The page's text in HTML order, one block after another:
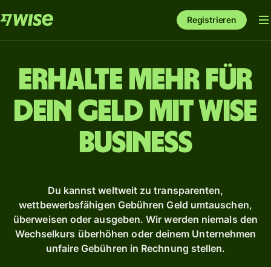
Registrieren
Erhalte mehr für
dein Geld mit Wise
Business
Du kannst weltweit zu transparenten,
wettbewerbsfähigen Gebühren Geld umtauschen,
überweisen oder ausgeben. Wir werden niemals den
Wechselkurs überhöhen oder deinem Unternehmen
unfaire Gebühren in Rechnung stellen.